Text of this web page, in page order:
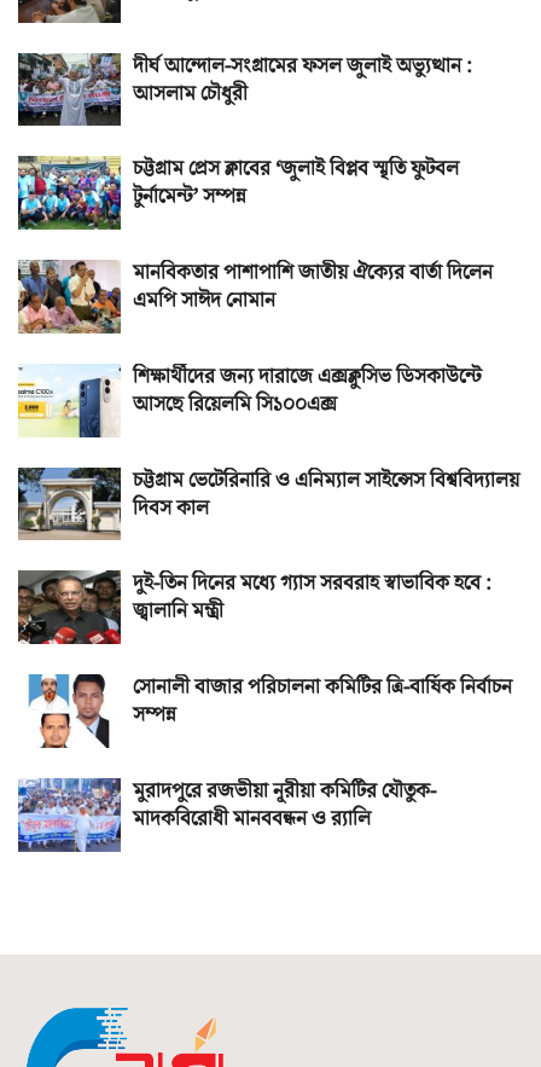
দীর্ঘ আন্দোল-সংগ্রামের ফসল জুলাই অভ্যুত্থান :
আসলাম চৌধুরী
চট্টগ্রাম প্রেস ক্লাবের ‘জুলাই বিপ্লব স্মৃতি ফুটবল
টুর্নামেন্ট’ সম্পন্ন
মানবিকতার পাশাপাশি জাতীয় ঐক্যের বার্তা দিলেন
এমপি সাঈদ নোমান
শিক্ষার্থীদের জন্য দারাজে এক্সক্লুসিভ ডিসকাউন্টে
আসছে রিয়েলমি সি১০০এক্স
চট্টগ্রাম ভেটেরিনারি ও এনিম্যাল সাইন্সেস বিশ্ববিদ্যালয়
দিবস কাল
দুই-তিন দিনের মধ্যে গ্যাস সরবরাহ স্বাভাবিক হবে :
জ্বালানি মন্ত্রী
সোনালী বাজার পরিচালনা কমিটির ত্রি-বার্ষিক নির্বাচন
সম্পন্ন
মুরাদপুরে রজভীয়া নূরীয়া কমিটির যৌতুক-
মাদকবিরোধী মানববন্ধন ও র‌্যালি